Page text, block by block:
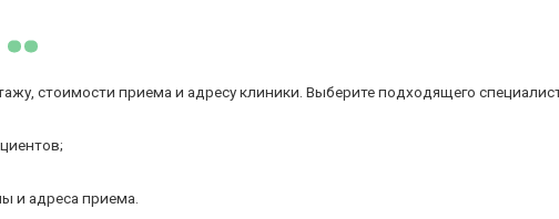
стоимости приема и адресу клиники. Выберите подходящего
и адреса приема.